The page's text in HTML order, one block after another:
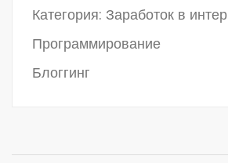
Категория: Заработок в
Программирование
Блоггинг